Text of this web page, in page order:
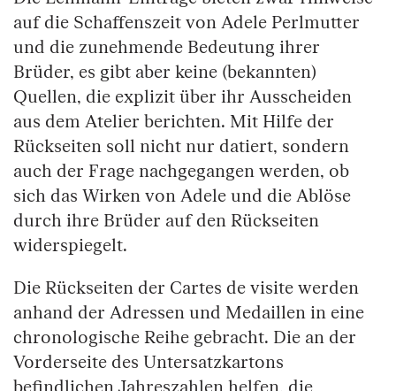
auf die Schaffenszeit von Adele Perlmutter
und die zunehmende Bedeutung ihrer
Brüder, es gibt aber keine (bekannten)
Quellen, die explizit über ihr Ausscheiden
aus dem Atelier berichten. Mit Hilfe der
Rückseiten soll nicht nur datiert, sondern
auch der Frage nachgegangen werden, ob
sich das Wirken von Adele und die Ablöse
durch ihre Brüder auf den Rückseiten
widerspiegelt.
Die Rückseiten der Cartes de visite werden
anhand der Adressen und Medaillen in eine
chronologische Reihe gebracht. Die an der
Vorderseite des Untersatzkartons